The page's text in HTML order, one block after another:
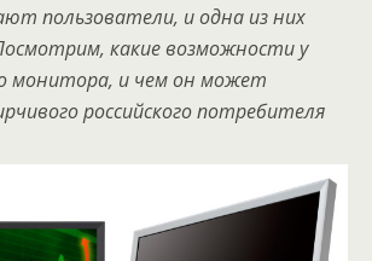
пользователи, и одна из них
какие возможности у
монитора, и чем он может
российского потребителя